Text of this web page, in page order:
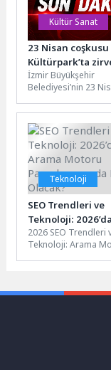
Kültür Sanat
23 Nisan coşkusu
Kültürpark’ta
çıkıyor
İzmir Büyükşehir
Belediyesi’nin 23
Bayramı
genelinde
etkinlikler,...
Teknoloji
SEO Trendleri ve
Teknoloji: 2026’da
Arama Motoru
Pazarlamasında
Olacak?
2026 SEO Trendleri
Teknoloji: Arama